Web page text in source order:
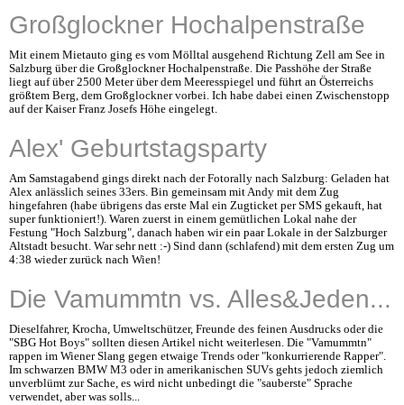
Großglockner Hochalpenstraße
Mit einem Mietauto ging es vom Mölltal ausgehend Richtung Zell am See in
Salzburg über die Großglockner Hochalpenstraße. Die Passhöhe der Straße
liegt auf über 2500 Meter über dem Meeresspiegel und führt an Österreichs
größtem Berg, dem Großglockner vorbei. Ich habe dabei einen Zwischenstopp
auf der Kaiser Franz Josefs Höhe eingelegt.
Alex' Geburtstagsparty
Am Samstagabend gings direkt nach der Fotorally nach Salzburg: Geladen hat
Alex anlässlich seines 33ers. Bin gemeinsam mit Andy mit dem Zug
hingefahren (habe übrigens das erste Mal ein Zugticket per SMS gekauft, hat
super funktioniert!). Waren zuerst in einem gemütlichen Lokal nahe der
Festung "Hoch Salzburg", danach haben wir ein paar Lokale in der Salzburger
Altstadt besucht. War sehr nett :-) Sind dann (schlafend) mit dem ersten Zug um
4:38 wieder zurück nach Wien!
Die Vamummtn vs. Alles&Jeden...
Dieselfahrer, Krocha, Umweltschützer, Freunde des feinen Ausdrucks oder die
"SBG Hot Boys" sollten diesen Artikel nicht weiterlesen. Die "Vamummtn"
rappen im Wiener Slang gegen etwaige Trends oder "konkurrierende Rapper".
Im schwarzen BMW M3 oder in amerikanischen SUVs gehts jedoch ziemlich
unverblümt zur Sache, es wird nicht unbedingt die "sauberste" Sprache
verwendet, aber was solls...